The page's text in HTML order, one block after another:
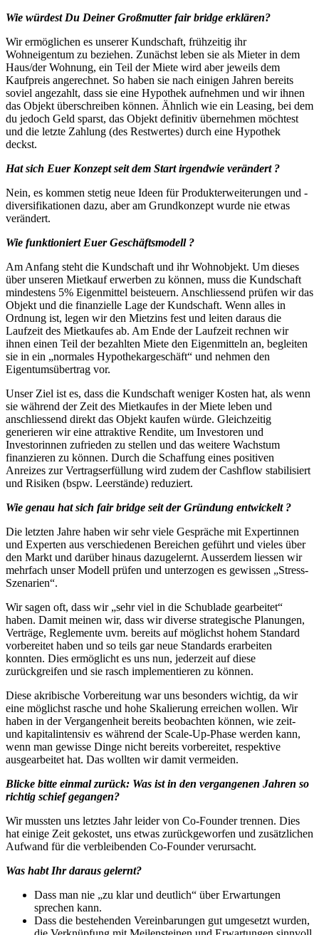
Wie würdest Du Deiner Großmutter fair bridge erklären?
Wir ermöglichen es unserer Kundschaft, frühzeitig ihr
Wohneigentum zu beziehen. Zunächst leben sie als Mieter in dem
Haus/der Wohnung, ein Teil der Miete wird aber jeweils dem
Kaufpreis angerechnet. So haben sie nach einigen Jahren bereits
soviel angezahlt, dass sie eine Hypothek aufnehmen und wir ihnen
das Objekt überschreiben können. Ähnlich wie ein Leasing, bei dem
du jedoch Geld sparst, das Objekt definitiv übernehmen möchtest
und die letzte Zahlung (des Restwertes) durch eine Hypothek
deckst.
Hat sich Euer Konzept seit dem Start irgendwie verändert ?
Nein, es kommen stetig neue Ideen für Produkterweiterungen und -
diversifikationen dazu, aber am Grundkonzept wurde nie etwas
verändert.
Wie funktioniert Euer Geschäftsmodell ?
Am Anfang steht die Kundschaft und ihr Wohnobjekt. Um dieses
über unseren Mietkauf erwerben zu können, muss die Kundschaft
mindestens 5% Eigenmittel beisteuern. Anschliessend prüfen wir das
Objekt und die finanzielle Lage der Kundschaft. Wenn alles in
Ordnung ist, legen wir den Mietzins fest und leiten daraus die
Laufzeit des Mietkaufes ab. Am Ende der Laufzeit rechnen wir
ihnen einen Teil der bezahlten Miete den Eigenmitteln an, begleiten
sie in ein „normales Hypothekargeschäft“ und nehmen den
Eigentumsübertrag vor.
Unser Ziel ist es, dass die Kundschaft weniger Kosten hat, als wenn
sie während der Zeit des Mietkaufes in der Miete leben und
anschliessend direkt das Objekt kaufen würde. Gleichzeitig
generieren wir eine attraktive Rendite, um Investoren und
Investorinnen zufrieden zu stellen und das weitere Wachstum
finanzieren zu können. Durch die Schaffung eines positiven
Anreizes zur Vertragserfüllung wird zudem der Cashflow stabilisiert
und Risiken (bspw. Leerstände) reduziert.
Wie genau hat sich fair bridge seit der Gründung entwickelt ?
Die letzten Jahre haben wir sehr viele Gespräche mit Expertinnen
und Experten aus verschiedenen Bereichen geführt und vieles über
den Markt und darüber hinaus dazugelernt. Ausserdem liessen wir
mehrfach unser Modell prüfen und unterzogen es gewissen „Stress-
Szenarien“.
Wir sagen oft, dass wir „sehr viel in die Schublade gearbeitet“
haben. Damit meinen wir, dass wir diverse strategische Planungen,
Verträge, Reglemente uvm. bereits auf möglichst hohem Standard
vorbereitet haben und so teils gar neue Standards erarbeiten
konnten. Dies ermöglicht es uns nun, jederzeit auf diese
zurückgreifen und sie rasch implementieren zu können.
Diese akribische Vorbereitung war uns besonders wichtig, da wir
eine möglichst rasche und hohe Skalierung erreichen wollen. Wir
haben in der Vergangenheit bereits beobachten können, wie zeit-
und kapitalintensiv es während der Scale-Up-Phase werden kann,
wenn man gewisse Dinge nicht bereits vorbereitet, respektive
ausgearbeitet hat. Das wollten wir damit vermeiden.
Blicke bitte einmal zurück: Was ist in den vergangenen Jahren so
richtig schief gegangen?
Wir mussten uns letztes Jahr leider von Co-Founder trennen. Dies
hat einige Zeit gekostet, uns etwas zurückgeworfen und zusätzlichen
Aufwand für die verbleibenden Co-Founder verursacht.
Was habt Ihr daraus gelernt?
Dass man nie „zu klar und deutlich“ über Erwartungen
sprechen kann.
Dass die bestehenden Vereinbarungen gut umgesetzt wurden,